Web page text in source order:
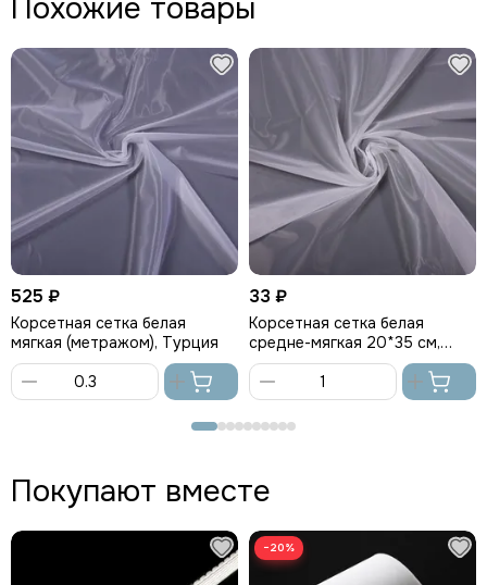
Похожие товары
525 ₽
Корсетная cетка белая
мягкая (метражом), Турция
корзину
33 ₽
Корсетная cетка белая
средне-мягкая 20*35 см,
Турция
Покупают вместе
−20%